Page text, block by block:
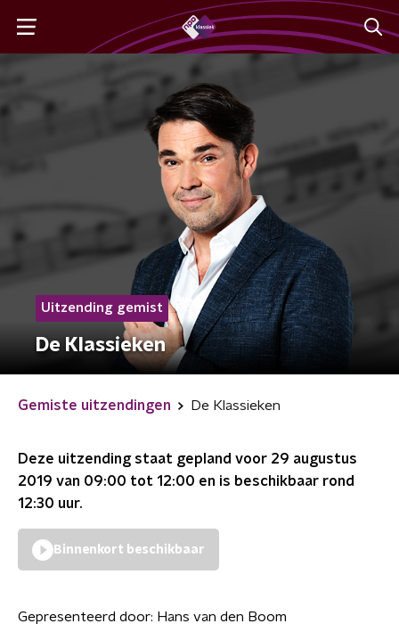
Uitzending gemist
De Klassieken
Gemiste uitzendingen De Klassieken
Deze uitzending staat gepland voor 29 augustus
2019 van 09:00 tot 12:00 en is beschikbaar rond
12:30 uur.
Binnenkort beschikbaar
Gepresenteerd door: Hans van den Boom